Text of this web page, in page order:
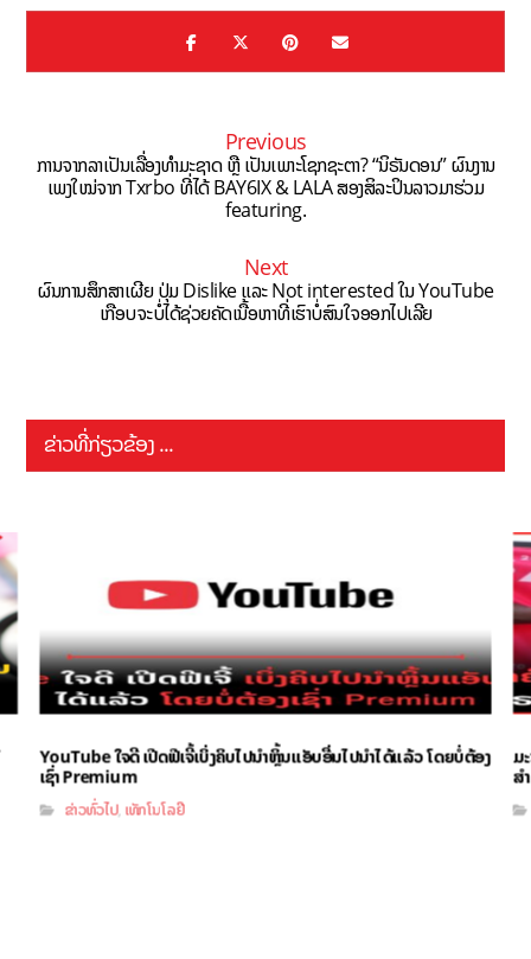
Previous
ການຈາກລາເປັນເລື່ອງທຳມະຊາດ ຫຼື ເປັນເພາະໂຊກຊະຕາ? “ນິຣັນດອນ” ຜົນງານ
ເພງໃໝ່ຈາກ Txrbo ທີ່ໄດ້ BAY6IX & LALA ສອງສິລະປິນລາວມາຮ່ວມ
featuring.
Next
ຜົນການສຶກສາເຜີຍ ປຸ່ມ Dislike ແລະ Not interested ໃນ YouTube
ເກືອບຈະບໍ່ໄດ້ຊ່ວຍຄັດເນື້ອຫາທີ່ເຮົາບໍ່ສົນໃຈອອກໄປເລີຍ
ຂ່າວທີ່ກ່ຽວຂ້ອງ ...
YouTube ໃຈດີ ເປີດຟີເຈີ້ເບິ່ງຄິບໄປນຳຫຼິ້ນແອັບອື່ນໄປນຳໄດ້ແລ້ວ ໂດຍບໍ່ຕ້ອງ
ເຊົ່າ Premium
ຂ່າວທົ່ວໄປ ເທັກໂນໂລຢີ
ມ
ສ